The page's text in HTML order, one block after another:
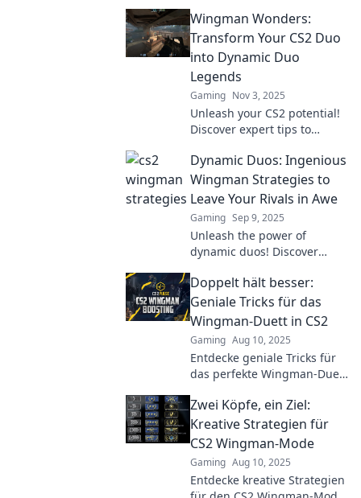
Wingman Wonders:
Transform Your CS2 Duo
into Dynamic Duo
Legends
Gaming Nov 3, 2025
Unleash your CS2 potential!
Discover expert tips to
and become legendary
wingman champions. Start
your journey now!
Dynamic Duos: Ingenious
Wingman Strategies to
Leave Your Rivals in Awe
Gaming Sep 9, 2025
Unleash the power of
dynamic duos! Discover
that will leave your
competition in awe and
elevate your game.
Doppelt hält besser:
Geniale Tricks für das
Wingman-Duett in CS2
Gaming Aug 10, 2025
Entdecke geniale Tricks für
das perfekte Wingman-Duett
Chancen und dominiere mit
deinem Partner!
Zwei Köpfe, ein Ziel:
Kreative Strategien für
CS2 Wingman-Mode
Gaming Aug 10, 2025
Entdecke kreative Strategien